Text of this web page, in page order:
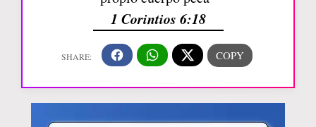
1 Corintios 6:18